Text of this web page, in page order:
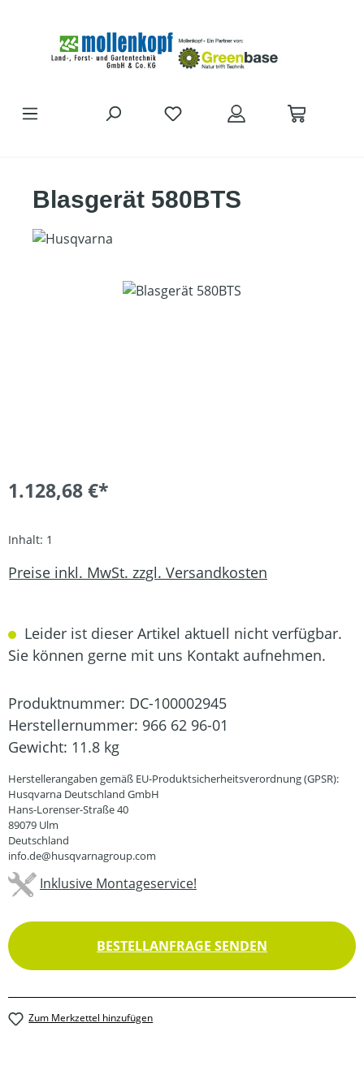
Blasgerät 580BTS
Bildergalerie überspringen
1.128,68 €*
Inhalt: 1
Preise inkl. MwSt. zzgl. Versandkosten
Leider ist dieser Artikel aktuell nicht verfügbar.
Sie können gerne mit uns Kontakt aufnehmen.
Produktnummer: DC-100002945
Herstellernummer: 966 62 96-01
Gewicht: 11.8 kg
Herstellerangaben gemäß EU-Produktsicherheitsverordnung (GPSR):
Husqvarna Deutschland GmbH
Hans-Lorenser-Straße 40
89079 Ulm
Deutschland
info.de@husqvarnagroup.com
Inklusive Montageservice!
BESTELLANFRAGE SENDEN
Zum Merkzettel hinzufügen